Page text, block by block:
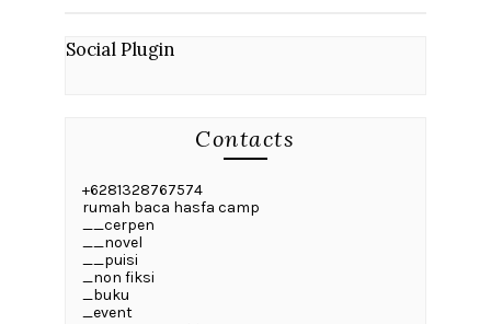
Social Plugin
Contacts
+6281328767574
rumah baca hasfa camp
__cerpen
__novel
__puisi
_non fiksi
_buku
_event